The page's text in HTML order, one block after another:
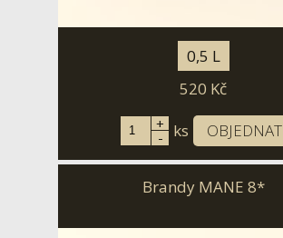
0,5 L
520 Kč
+
- ks OBJEDNAT
Brandy MANE 8*